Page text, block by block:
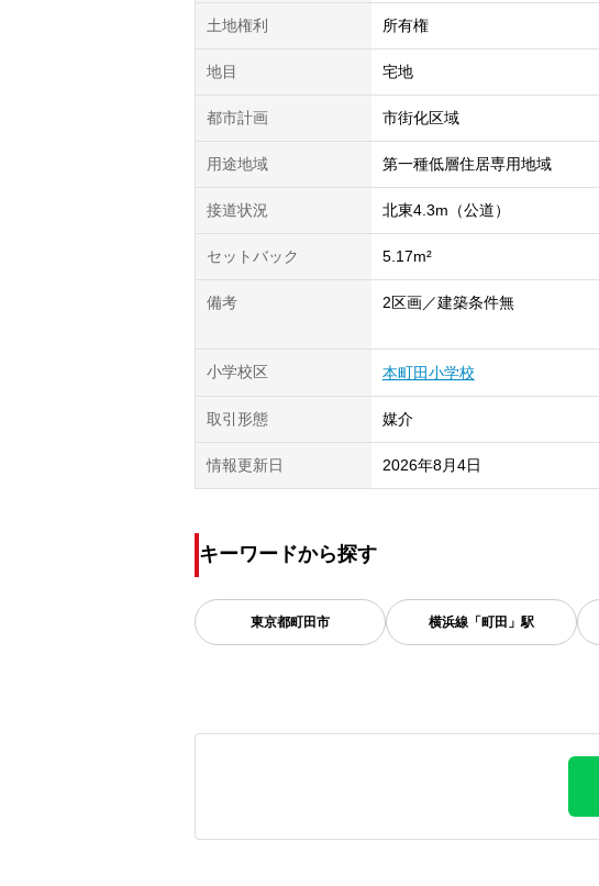
土地権利 所有権
地目 宅地
都市計画 市街化区域
用途地域 第一種低層住居専用地域
接道状況 北東4.3m（公道）
セットバック 5.17m²
備考 2区画／建築条件無
小学校区 本町田小学校
取引形態 媒介
情報更新日 2026年8月4日
キーワードから探す
東京都町田市 横浜線「町田」駅